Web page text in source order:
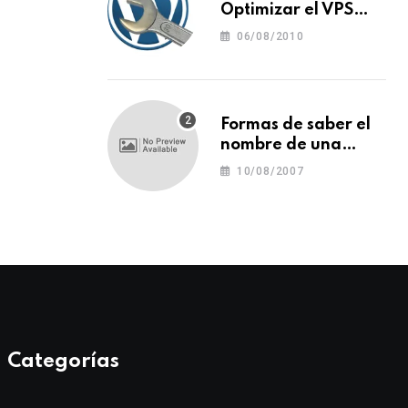
Optimizar el VPS
para WordPress
06/08/2010
Formas de saber el
nombre de una
tipografía (o una
10/08/2007
Categorías